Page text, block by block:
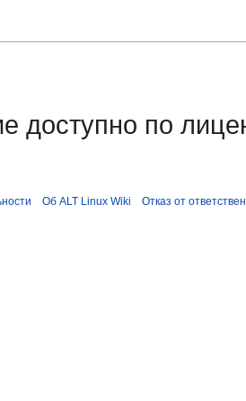
доступно по
Об ALT Linux Wiki Отказ от